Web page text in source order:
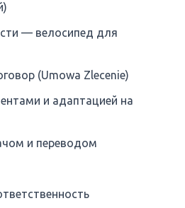
— велосипед для
(Umowa Zlecenie)
и адаптацией на
и переводом